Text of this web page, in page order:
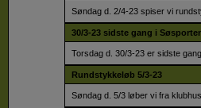
Søndag d. 2/4-23 spiser vi
30/3-23 sidste gang i
Torsdag d. 30/3-23 er sidste
Rundstykkeløb 5/3-23
Søndag d. 5/3 løber vi fra